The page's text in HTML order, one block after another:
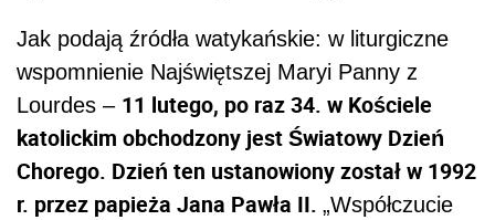
Jak podają źródła watykańskie: w liturgiczne
wspomnienie Najświętszej Maryi Panny z
Lourdes – 11 lutego, po raz 34. w Kościele
katolickim obchodzony jest Światowy Dzień
Chorego. Dzień ten ustanowiony został w 1992
r. przez papieża Jana Pawła II. „Współczucie